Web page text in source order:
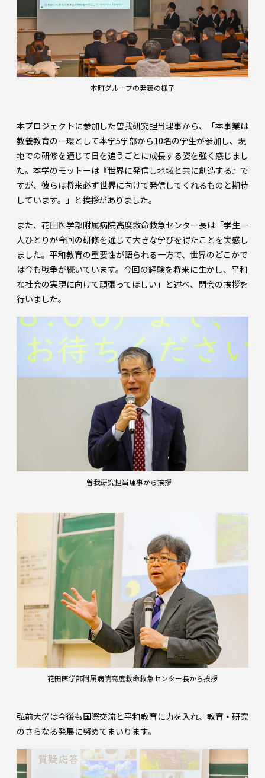
本町グループの発表の様子
本プロジェクトに参加した曽我研究担当理事から、「本事業は
教養教育の一環として本学5学部から10名の学生が参加し、現
地での研修を通じて日を追うごとに成長する姿を強く感じまし
た。本学のモットーは『世界に発信し地域と共に創造する』で
すが、彼らは将来必ず世界に向けて発信してくれるものと期待
しています。」と挨拶がありました。
また、花田医学部附属病院高度救命救急センター長は「学生一
人ひとりが今回の研修を通じて大きな学びを得たことを実感し
ました。平和教育の重要性が語られる一方で、世界のどこかで
は今も戦争が続いています。今回の経験を将来に生かし、平和
な社会の実現に向けて頑張ってほしい」と述べ、閉会の挨拶を
行いました。
曽我研究担当理事から挨拶
花田医学部附属病院高度救命救急センター長から挨拶
弘前大学は今後も国際交流と平和教育に力を入れ、教育・研究
のさらなる発展に努めてまいります。